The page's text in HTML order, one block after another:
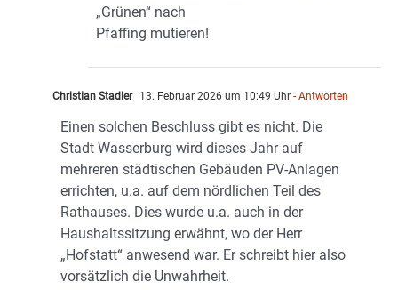
„Grünen“ nach
Pfaffing mutieren!
Christian Stadler 13. Februar 2026 um 10:49 Uhr - Antworten
Einen solchen Beschluss gibt es nicht. Die
Stadt Wasserburg wird dieses Jahr auf
mehreren städtischen Gebäuden PV-Anlagen
errichten, u.a. auf dem nördlichen Teil des
Rathauses. Dies wurde u.a. auch in der
Haushaltssitzung erwähnt, wo der Herr
„Hofstatt“ anwesend war. Er schreibt hier also
vorsätzlich die Unwahrheit.